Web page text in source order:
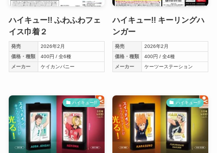
ハイキュー!! ふわふわフェ
イス巾着２
発売
2026年2月
価格・種類
400円 / 全6種
メーカー
ケイカンパニー
ハイキュー!! キーリングハ
ンガー
発売
2026年2月
価格・種類
400円 / 全4種
メーカー
ケーツーステーション
ハイキュー!! ハイキュー!!